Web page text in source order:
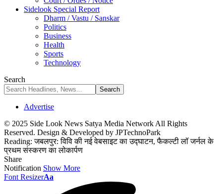
Sidelook Special Report
Dharm / Vastu / Sanskar
Politics
Business
Health
Sports
Technology
Search
Advertise
© 2025 Side Look News Satya Media Network All Rights
Reserved. Design & Developed by JPTechnoPark
Reading: जबलपुर: विवि की नई वेबसाइट का उद्घाटन, फैकल्टी लॉ जर्नल के
प्रथम संस्करण का लोकार्पण
Share
Notification Show More
Font ResizerAa